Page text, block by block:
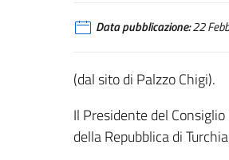
Data pubblicazione:22
(dal sito di Palzzo Chigi).
Il Presidente del
della Repubblica di